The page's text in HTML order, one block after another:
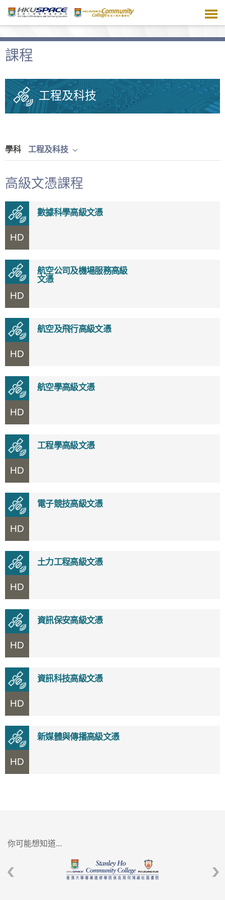
主
容課程
工程及科技
學科 工程及科技
高級文憑課程
HD
數據科學高級文憑
HD
航空公司及機場服務高級
文憑
HD
航空及飛行高級文憑
HD
航空學高級文憑
HD
工程學高級文憑
HD
電子競技高級文憑
HD
土力工程高級文憑
HD
資訊保安高級文憑
HD
資訊科技高級文憑
HD
新媒體與傳播高級文憑
你可能想知道...